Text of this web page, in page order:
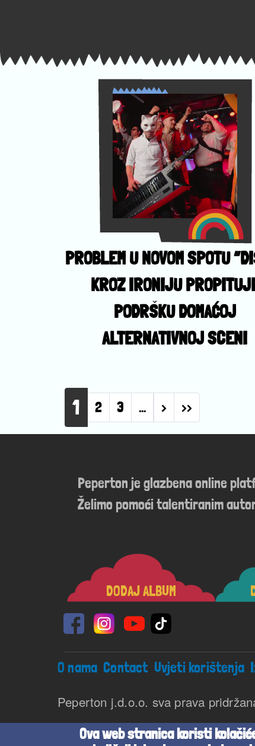
PROBLEM U NOVOM SPOTU
KROZ IRONIJU
PODRŠKU DOMAĆOJ
ALTERNATIVNOJ SCENI
Pagination
1 2 3 … ›Next page
››Last page
Peperton je glazbena online
Želimo pomoći talentiranim
DODAJ ALBUM
Footer menu
O nama Contact Uvjeti korištenja
Peperton j.d.o.o. sva prava
Beta verzija
Ova web stranica koristi